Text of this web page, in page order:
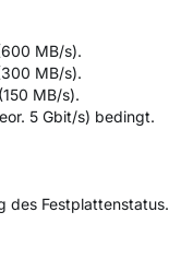
MB/s).
MB/s).
MB/s).
5 Gbit/s) bedingt.
des Festplattenstatus.